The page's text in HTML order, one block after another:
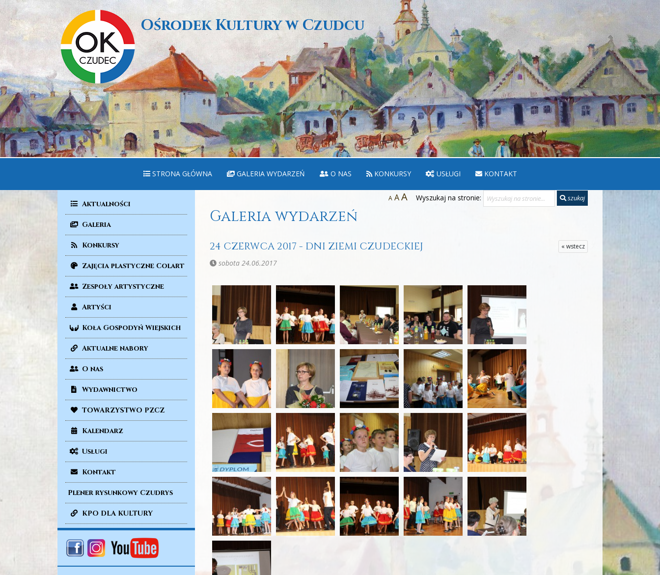
Ośrodek Kultury w Czudcu
STRONA GŁÓWNA GALERIA WYDARZEŃ O NAS KONKURSY USŁUGI KONTAKT
Aktualności
Galeria
Konkursy
Zajęcia plastyczne Colart
Zespoły artystyczne
Artyści
Koła Gospodyń Wiejskich
Aktualne nabory
O nas
Wydawnictwo
TOWARZYSTWO PZCZ
Kalendarz
Usługi
Kontakt
Plener rysunkowy Czudrys
KPO DLA KULTURY
A AA Wyszukaj na stronie: szukaj
Galeria wydarzeń
« wstecz
24 CZERWCA 2017 - DNI ZIEMI CZUDECKIEJ
sobota 24.06.2017